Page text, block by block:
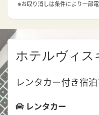
※お取り消しは条件により一部
ホテルヴィス
レンタカー付き宿
レンタカー